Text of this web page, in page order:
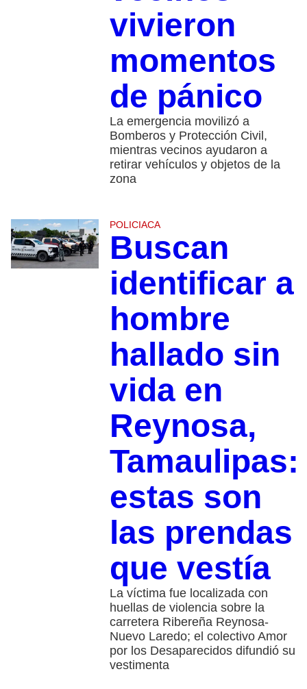
vivieron
momentos
de pánico
La emergencia movilizó a
Bomberos y Protección Civil,
mientras vecinos ayudaron a
retirar vehículos y objetos de la
zona
POLICIACA
Buscan
identificar a
hombre
hallado sin
vida en
Reynosa,
Tamaulipas:
estas son
las prendas
que vestía
La víctima fue localizada con
huellas de violencia sobre la
carretera Ribereña Reynosa-
Nuevo Laredo; el colectivo Amor
por los Desaparecidos difundió su
vestimenta